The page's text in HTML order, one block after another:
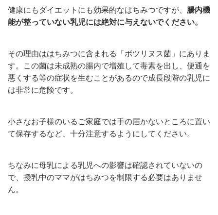
健康にもダイエットにも効果的なはちみつですが、 腸内機
能が整っていない乳児には絶対に与えないでください。
その理由ははちみつに含まれる「ボツリヌス菌」にありま
す。この菌は未成熟の腸内で増殖して毒素を出し、便通を
悪くする等の症状を生むことがあるので成長段階の乳児に
は非常に危険です。
小さなお子様のいるご家庭では手の届かないところに置い
て保存するなど、十分注意するようにしてください。
ちなみに母乳による乳児への影響は確認されていないの
で、授乳中のママがはちみつを制限する必要はありませ
ん。